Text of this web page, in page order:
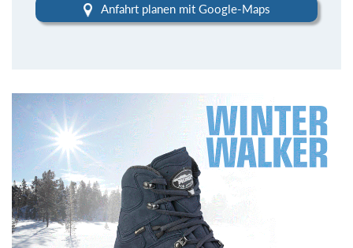
Anfahrt planen mit Google-Maps